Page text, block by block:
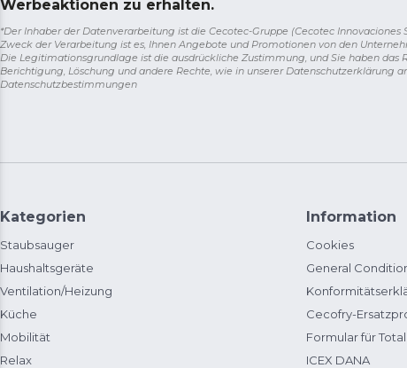
Werbeaktionen zu erhalten.
*Der Inhaber der Datenverarbeitung ist die Cecotec-Gruppe (Cecotec Innovaciones
Zweck der Verarbeitung ist es, Ihnen Angebote und Promotionen von den
Die Legitimationsgrundlage ist die ausdrückliche Zustimmung, und Sie haben das
Berichtigung, Löschung und andere Rechte, wie in unserer Datenschutzerklärung
Datenschutzbestimmungen
Kategorien
Staubsauger
Haushaltsgeräte
Ventilation/Heizung
Küche
Mobilität
Relax
Information
Cookies
General
Cecofry-
Formular für
ICEX DANA